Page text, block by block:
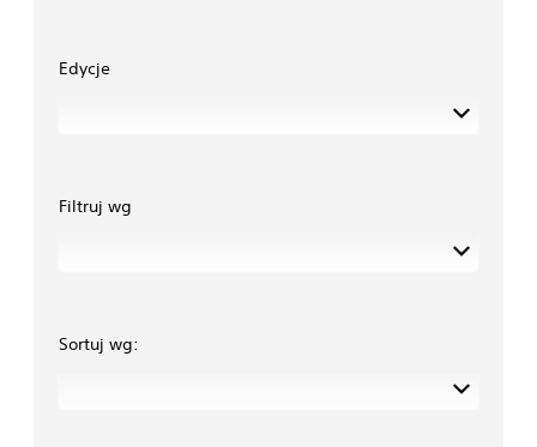
Edycje
Filtruj wg
Sortuj wg: